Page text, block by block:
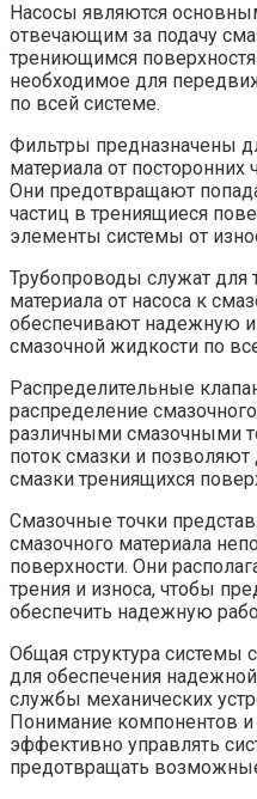
Насосы являются
отвечающим за подачу
трениющимся
необходимое для
по всей системе.
Фильтры предназначены
материала от
Они предотвращают
частиц в трениящиеся
элементы системы от
Трубопроводы служат для
материала от насоса к
обеспечивают надежную
смазочной жидкости по
Распределительные
распределение
различными смазочными
поток смазки и позволяют
смазки трениящихся
Смазочные точки
смазочного материала
поверхности. Они
трения и износа, чтобы
обеспечить надежную
Общая структура системы
для обеспечения
службы механических
Понимание компонентов
эффективно управлять
предотвращать